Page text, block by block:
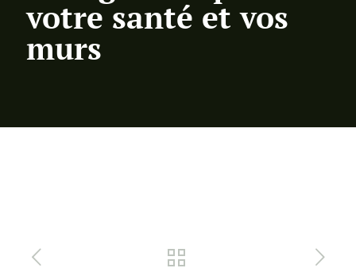
votre santé et vos
murs